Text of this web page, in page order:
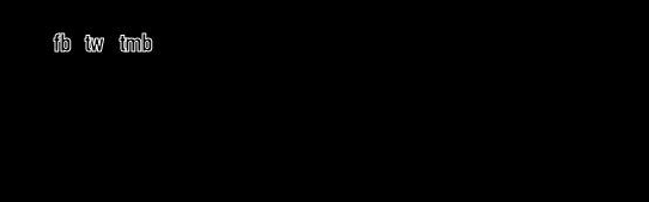
fb tw tmb